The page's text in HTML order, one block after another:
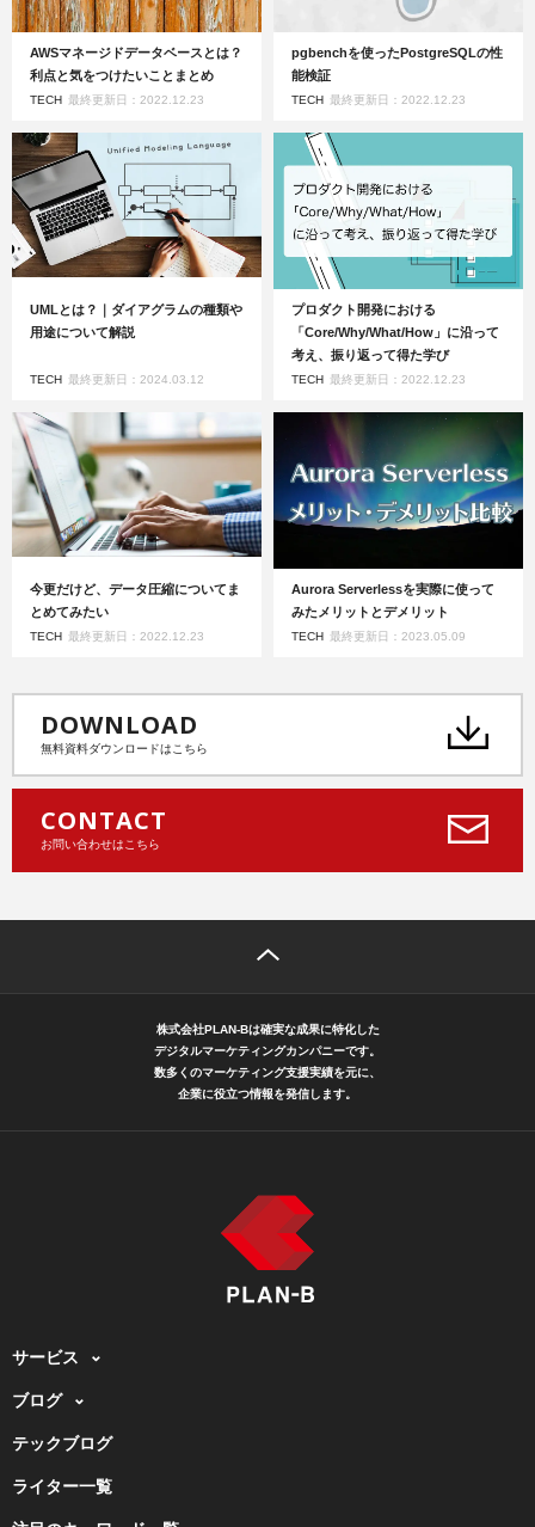
AWSマネージドデータベースとは？
利点と気をつけたいことまとめ
TECH 最終更新日：2022.12.23
pgbenchを使ったPostgreSQLの性
能検証
TECH 最終更新日：2022.12.23
UMLとは？｜ダイアグラムの種類や
用途について解説
TECH 最終更新日：2024.03.12
プロダクト開発における
「Core/Why/What/How」に沿って
考え、振り返って得た学び
TECH 最終更新日：2022.12.23
今更だけど、データ圧縮についてま
とめてみたい
TECH 最終更新日：2022.12.23
Aurora Serverlessを実際に使って
みたメリットとデメリット
TECH 最終更新日：2023.05.09
DOWNLOAD
無料資料ダウンロードはこちら
CONTACT
お問い合わせはこちら
株式会社PLAN-Bは確実な成果に特化した
デジタルマーケティングカンパニーです。
数多くのマーケティング支援実績を元に、
企業に役立つ情報を発信します。
サービス
ブログ
テックブログ
ライター一覧